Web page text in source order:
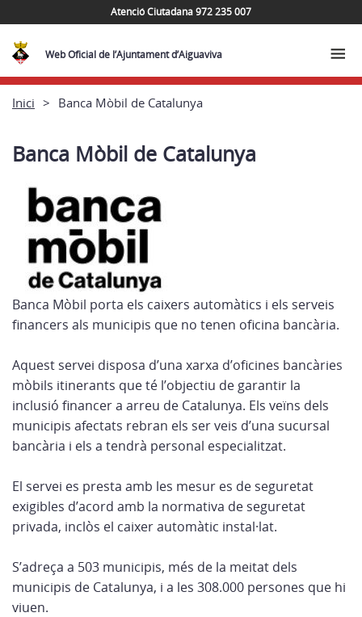
Atenció Ciutadana 972 235 007
Web Oficial de l’Ajuntament d’Aiguaviva
Inici Banca Mòbil de Catalunya
Banca Mòbil de Catalunya
Banca Mòbil porta els caixers automàtics i els serveis
financers als municipis que no tenen oficina bancària.
Aquest servei disposa d’una xarxa d’oficines bancàries
mòbils itinerants que té l’objectiu de garantir la
inclusió financer a arreu de Catalunya. Els veïns dels
municipis afectats rebran els ser veis d’una sucursal
bancària i els a tendrà personal especialitzat.
El servei es presta amb les mesur es de seguretat
exigibles d’acord amb la normativa de seguretat
privada, inclòs el caixer automàtic instal·lat.
S’adreça a 503 municipis, més de la meitat dels
municipis de Catalunya, i a les 308.000 persones que hi
viuen.